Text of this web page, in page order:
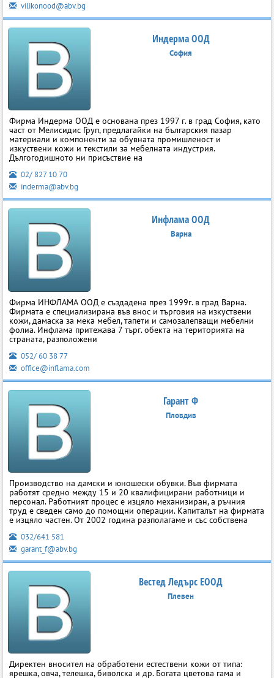
vilikonood@abv.bg
Индерма ООД
София
Фирма Индерма ООД е основана през 1997 г. в град София, като
част от Мелисидис Груп, предлагайки на българския пазар
материали и компоненти за обувната промишленост и
изкуствени кожи и текстили за мебелната индустрия.
Дългогодишното ни присъствие на
02/ 827 10 70
inderma@abv.bg
Инфлама ООД
Варна
Фирма ИНФЛАМА ООД е създадена през 1999г. в град Варна.
Фирмата е специализирана във внос и търговия на изкуствени
кожи, дамаска за мека мебел, тапети и самозалепващи мебелни
фолиа. Инфлама притежава 7 търг. обекта на територията на
страната, разположени
052/ 60 38 77
office@inflama.com
Гарант Ф
Пловдив
Производство на дамски и юношески обувки. Във фирмата
работят средно между 15 и 20 квалифицирани работници и
персонал. Работният процес е изцяло механизиран, а ръчния
труд е сведен само до помощни операции. Капиталът на фирмата
е изцяло частен. От 2002 година разполагаме и със собствена
032/641 581
garant_f@abv.bg
Вестед Ледърс ЕООД
Плевен
Директен вносител на обработени естествени кожи от типа:
ярешка, овча, телешка, биволска и др. Богата цветова гама и